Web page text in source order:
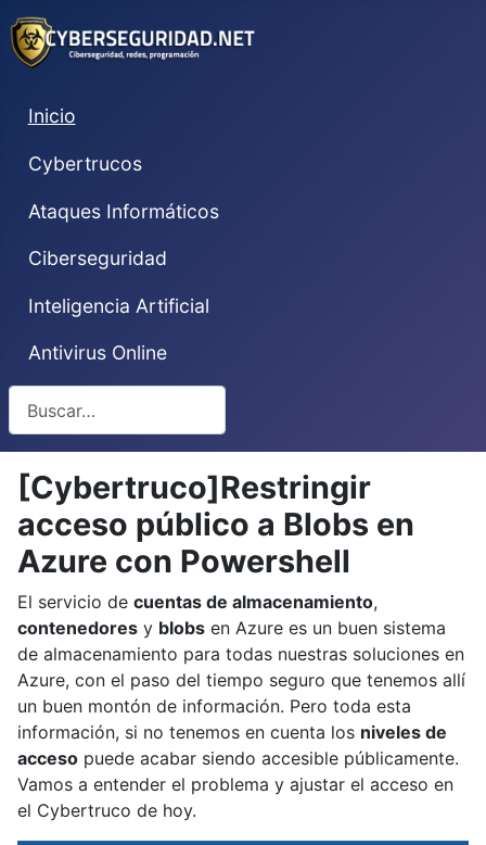
Inicio
Cybertrucos
Ataques Informáticos
Ciberseguridad
Inteligencia Artificial
Antivirus Online
[Cybertruco]Restringir
acceso público a Blobs en
Azure con Powershell
El servicio de cuentas de almacenamiento,
contenedores y blobs en Azure es un buen sistema
de almacenamiento para todas nuestras soluciones en
Azure, con el paso del tiempo seguro que tenemos allí
un buen montón de información. Pero toda esta
información, si no tenemos en cuenta los niveles de
acceso puede acabar siendo accesible públicamente.
Vamos a entender el problema y ajustar el acceso en
el Cybertruco de hoy.